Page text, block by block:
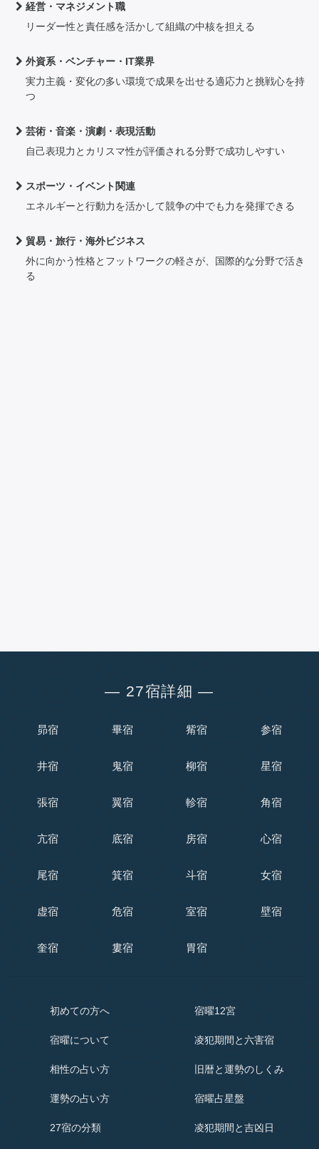
経営・マネジメント職
リーダー性と責任感を活かして組織の中核を担える
外資系・ベンチャー・IT業界
実力主義・変化の多い環境で成果を出せる適応力と挑戦心を持
つ
芸術・音楽・演劇・表現活動
自己表現力とカリスマ性が評価される分野で成功しやすい
スポーツ・イベント関連
エネルギーと行動力を活かして競争の中でも力を発揮できる
貿易・旅行・海外ビジネス
外に向かう性格とフットワークの軽さが、国際的な分野で活き
る
― 27宿詳細 ―
昴宿 畢宿 觜宿 参宿
井宿 鬼宿 柳宿 星宿
張宿 翼宿 軫宿 角宿
亢宿 底宿 房宿 心宿
尾宿 箕宿 斗宿 女宿
虚宿 危宿 室宿 壁宿
奎宿 婁宿 胃宿
初めての方へ
宿曜について
相性の占い方
運勢の占い方
27宿の分類
宿曜12宮
凌犯期間と六害宿
旧暦と運勢のしくみ
宿曜占星盤
凌犯期間と吉凶日